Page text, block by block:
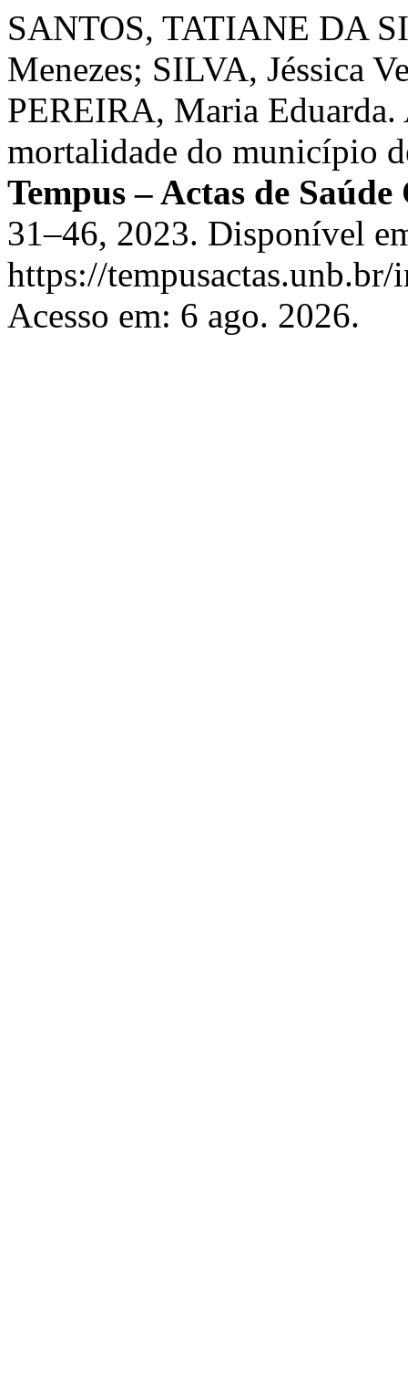
SANTOS, TATIANE DA
Menezes; SILVA, Jéssica
PEREIRA, Maria Eduarda.
mortalidade do município
Tempus – Actas de
31–46, 2023. Disponível
https://
Acesso em: 6 ago. 2026.